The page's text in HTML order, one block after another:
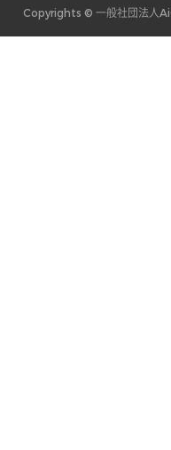
Copyrights © 一般社団法人